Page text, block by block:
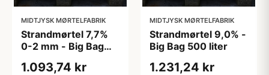
MIDTJYSK MØRTELFABRIK
Strandmørtel 7,7%
0-2 mm - Big Bag
1.093,74 kr
MIDTJYSK MØRTELFABRIK
Strandmørtel 9,0% -
Big Bag 500 liter
1.231,24 kr